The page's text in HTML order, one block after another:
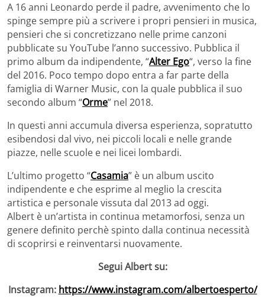
A 16 anni Leonardo perde il padre, avvenimento che lo
spinge sempre più a scrivere i propri pensieri in musica,
pensieri che si concretizzano nelle prime canzoni
pubblicate su YouTube l’anno successivo. Pubblica il
primo album da indipendente, “Alter Ego“, verso la fine
del 2016. Poco tempo dopo entra a far parte della
famiglia di Warner Music, con la quale pubblica il suo
secondo album “Orme” nel 2018.
In questi anni accumula diversa esperienza, sopratutto
esibendosi dal vivo, nei piccoli locali e nelle grande
piazze, nelle scuole e nei licei lombardi.
L’ultimo progetto “Casamia” è un album uscito
indipendente e che esprime al meglio la crescita
artistica e personale vissuta dal 2013 ad oggi.
Albert è un’artista in continua metamorfosi, senza un
genere definito perchè spinto dalla continua necessità
di scoprirsi e reinventarsi nuovamente.
Segui Albert su:
Instagram: https://www.instagram.com/albertoesperto/